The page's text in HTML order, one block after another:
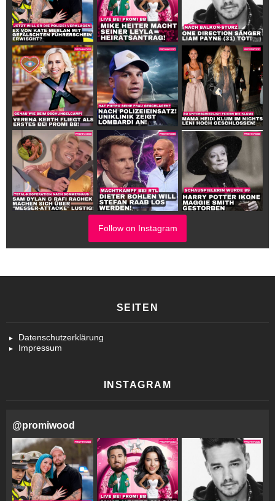
Follow on Instagram
SEITEN
Datenschutzerklärung
Impressum
INSTAGRAM
@promiwood